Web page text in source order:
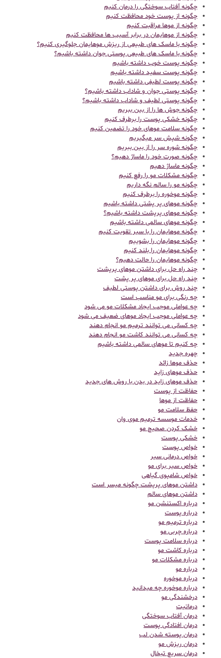
چگونه آفتاب سوختگی را درمان کنیم
چگونه از پوست خود محافظت کنیم
چگونه از موها مراقبت کنیم
چگونه از موهایمان در برابر آسیب ها محافظت کنیم
چگونه با ماسک های طبیعی از ریزش موهایمان جلوگیری کنیم؟
چگونه با ماسک های طبیعی پوستی جوان داشته باشیم؟
چگونه پوست خوب داشته باشیم
چگونه پوست سفید داشته باشیم
چگونه پوست لطیفی داشته باشیم
چگونه پوستی جوان و شاداب داشته باشیم؟
چگونه پوستی لطیف و شاداب داشته باشیم؟
چگونه جوش ها را از بین ببریم
چگونه خشکی پوست را برطرف کنیم
چگونه سلامت موهای خود را تضمین کنیم
چگونه شپش سر میگیریم
چگونه شوره سر را از بین ببریم
چگونه صورت خود را ماساژ دهیم؟
چگونه ماساژ دهیم
چگونه مشکلات مو را رفع کنیم
چگونه مو را سالم نگه داریم
چگونه موخوره را برطرف کنیم
چگونه موهای پر پشتی داشته باشیم
چگونه موهای پرپشت داشته باشیم؟
چگونه موهای سالمی داشته باشیم
چگونه موهایمان را با سیر تقویت کنیم
چگونه موهایمان را بشوییم
چگونه موهایمان را بلند کنیم
چگونه موهایمان را حالت دهیم؟
چند راه حل برای داشتن موهای پرپشت
چند راه حل برای موهای پر پشت
چند روش برای داشتن پوستی لطیف
چه رنگی برای مو مناسب است
چه عواملی موجب ایجاد مشکلات مو می شود
چه عواملی موجب ایجاد موهای ضعیف می شود
چه کسانی می توانند ترمیم مو انجام دهند
چه کسانی می توانند کاشت مو انجام دهند
چه کنیم تا موهای سالمی داشته باشیم
چهره جدید
حذف موها زائد
حذف موهای زاید
حذف موهای زاید در بدن با روش های جدید
حفاظت از پوست
حفاظت از موها
حفظ سلامت مو
خدمات موسسه ترمیم موی وان
خشک کردن صحیح مو
خشکی پوست
خواص پوست
خواص درمانی سیر
خواص سیر برای مو
خواص شامپوی گیاهی
داشتن موهای پرپشت چگونه میسر است
داشتن موهای سالم
درباره اکستنشن مو
درباره پوست
درباره ترمیم مو
درباره چربی مو
درباره سلامت پوست
درباره کاشت مو
درباره مشکلات مو
درباره مو
درباره موخوره
درباره موخوره چه میدانید
درخشندگی مو
درماتیت
درمان آفتاب سوختگی
درمان افتادگی پوست
درمان پوسته شدن لب
درمان ریزش مو
درمان سریع تبخال